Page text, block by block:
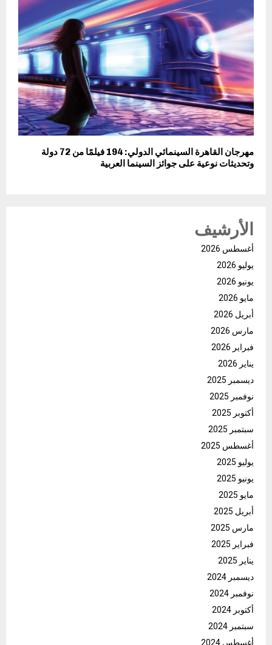
مهرجان القاهرة السينمائي الدولي: 194 فيلمًا من 72 دولة
وتحديثات نوعية على جوائز السينما العربية
الأرشيف
أغسطس 2026
يوليو 2026
يونيو 2026
مايو 2026
أبريل 2026
مارس 2026
فبراير 2026
يناير 2026
ديسمبر 2025
نوفمبر 2025
أكتوبر 2025
سبتمبر 2025
أغسطس 2025
يوليو 2025
يونيو 2025
مايو 2025
أبريل 2025
مارس 2025
فبراير 2025
يناير 2025
ديسمبر 2024
نوفمبر 2024
أكتوبر 2024
سبتمبر 2024
أغسطس 2024